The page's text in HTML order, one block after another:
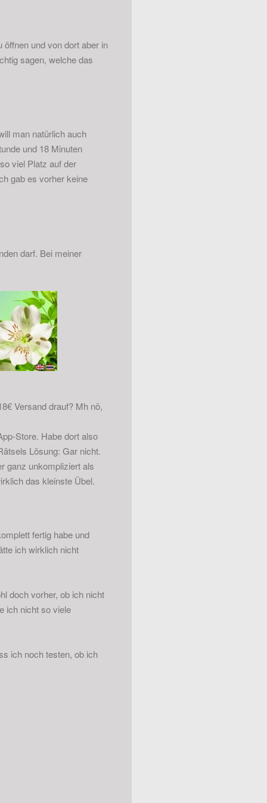
und von dort aber in
sagen, welche das
man natürlich auch
und 18 Minuten
viel Platz auf der
gab es vorher keine
darf. Bei meiner
Versand drauf? Mh nö,
Store. Habe dort also
Lösung: Gar nicht.
ganz unkompliziert als
das kleinste Übel.
fertig habe und
ich wirklich nicht
doch vorher, ob ich nicht
ich nicht so viele
ich noch testen, ob ich